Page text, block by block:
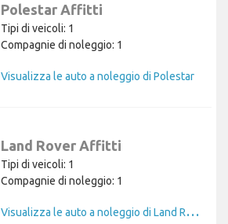
Polestar Affitti
Tipi di veicoli: 1
Compagnie di noleggio: 1
Visualizza le auto a noleggio di Polestar
Land Rover Affitti
Tipi di veicoli: 1
Compagnie di noleggio: 1
V
isualizza le auto a noleggio di Land Rover